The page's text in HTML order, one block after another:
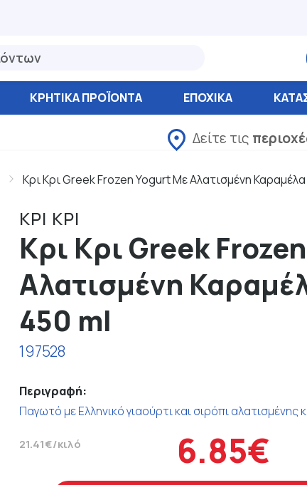
ΚΡΗΤΙΚΑ ΠΡΟΪΟΝΤΑ ΕΠΟΧΙΚΑ
Δείτε τις
Κρι Κρι Greek Frozen Yogurt Με Αλατισμένη
ΚΡΙ ΚΡΙ
Κρι Κρι Greek
Αλατισμένη
450 ml
197528
Περιγραφή:
Παγωτό με Ελληνικό γιαούρτι και σιρόπι αλατισμένης
21.41€/κιλό 6.85€